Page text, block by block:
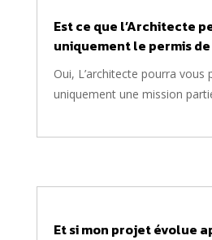
Est ce que l’Architecte
uniquement le permis
Oui, L’architecte pourra vous
uniquement une mission
Et si mon projet évolue